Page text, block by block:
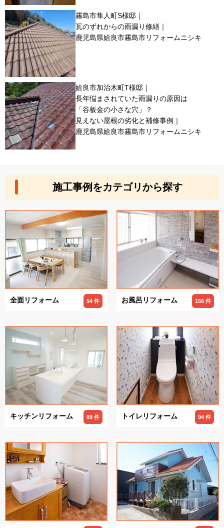
霧島市隼人町S様邸｜
瓦のずれからの雨漏り修繕｜
鹿児島県姶良市霧島市リフォームニシキ
姶良市加治木町T様邸｜
長年悩まされていた雨漏りの原因は
「谷板金の小さな穴」？
見えない屋根の劣化と補修事例｜
鹿児島県姶良市霧島市リフォームニシキ
施工事例をカテゴリから探す
全面リフォーム 54 件 お風呂リフォーム 156 件
キッチンリフォーム 89 件 トイレリフォーム 94 件